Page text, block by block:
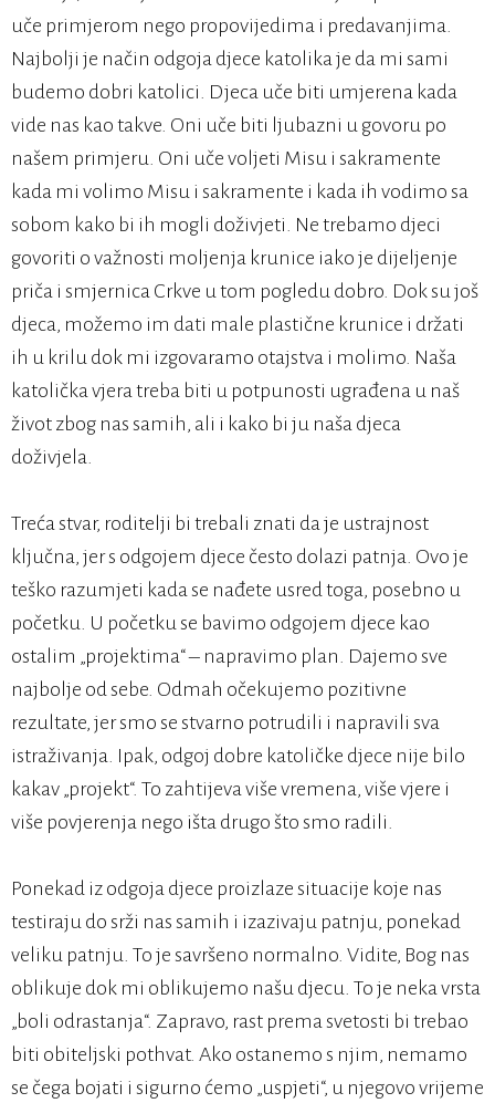
uče primjerom nego propovijedima i predavanjima.
Najbolji je način odgoja djece katolika je da mi sami
budemo dobri katolici. Djeca uče biti umjerena kada
vide nas kao takve. Oni uče biti ljubazni u govoru po
našem primjeru. Oni uče voljeti Misu i sakramente
kada mi volimo Misu i sakramente i kada ih vodimo sa
sobom kako bi ih mogli doživjeti. Ne trebamo djeci
govoriti o važnosti moljenja krunice iako je dijeljenje
priča i smjernica Crkve u tom pogledu dobro. Dok su još
djeca, možemo im dati male plastične krunice i držati
ih u krilu dok mi izgovaramo otajstva i molimo. Naša
katolička vjera treba biti u potpunosti ugrađena u naš
život zbog nas samih, ali i kako bi ju naša djeca
doživjela.
Treća stvar, roditelji bi trebali znati da je ustrajnost
ključna, jer s odgojem djece često dolazi patnja. Ovo je
teško razumjeti kada se nađete usred toga, posebno u
početku. U početku se bavimo odgojem djece kao
ostalim „projektima“ – napravimo plan. Dajemo sve
najbolje od sebe. Odmah očekujemo pozitivne
rezultate, jer smo se stvarno potrudili i napravili sva
istraživanja. Ipak, odgoj dobre katoličke djece nije bilo
kakav „projekt“. To zahtijeva više vremena, više vjere i
više povjerenja nego išta drugo što smo radili.
Ponekad iz odgoja djece proizlaze situacije koje nas
testiraju do srži nas samih i izazivaju patnju, ponekad
veliku patnju. To je savršeno normalno. Vidite, Bog nas
oblikuje dok mi oblikujemo našu djecu. To je neka vrsta
„boli odrastanja“. Zapravo, rast prema svetosti bi trebao
biti obiteljski pothvat. Ako ostanemo s njim, nemamo
se čega bojati i sigurno ćemo „uspjeti“, u njegovo vrijeme